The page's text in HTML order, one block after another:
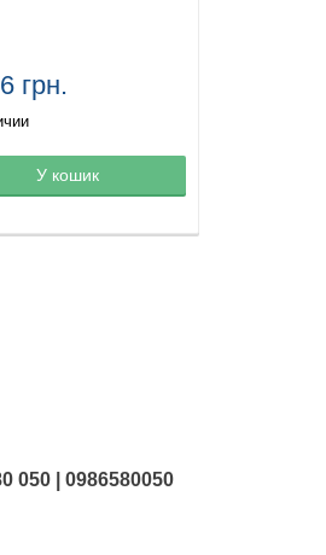
в корзине
грн.
У кошик
050 | 0986580050